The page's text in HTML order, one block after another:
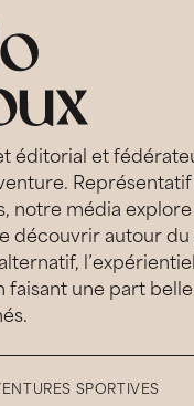
éditorial et
notre média
découvrir autour
faisant une part
SPORTIVES